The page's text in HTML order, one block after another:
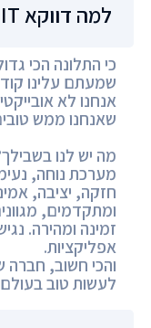
למה דווקא SUMIT?
כי התלונה הכי
שמעתם עלינו
אנחנו לא
שאנחנו ממש
מה יש לנו
מערכת נוחה,
חזקה, יציבה,
ומתקדמים,
זמינה ומהירה.
אפליקציות.
והכי חשוב, חברה
לעשות טוב